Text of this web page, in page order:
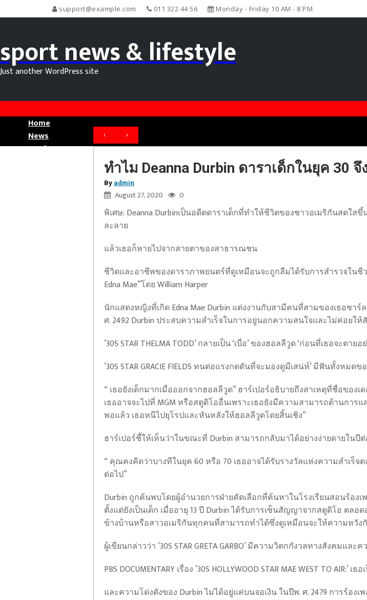
support@example.com 011 322 44 56 Monday - Friday 10 AM - 8 PM
sport news & lifestyle
Just another WordPress site
Home
News
Movie News
‹ ›
ทำไม Deanna Durbin ดาราเด็กในยุค 30
By admin
August 27, 2020 0
พิเศษ: Deanna Durbinเป็นอดีตดาราเด็กที่ทำให้ชีวิตของชาวอเมริกันสดใ
ละลาย
แล้วเธอก็หายไปจากสายตาของสาธารณชน
ชีวิตและอาชีพของดาราภาพยนตร์ที่ดูเหมือนจะถูกลืมได้รับการสำรวจในชีวป
Edna Mae”โดย William Harper
นักแสดงหญิงที่เกิด Edna Mae Durbin แต่งงานกับสามีคนที่สามของเธอชา
ศ. 2492 Durbin ประสบความสำเร็จในการอยู่นอกความสนใจและไม่ค่อยใ
’30S STAR THELMA TODD’ กลายเป็น ‘เบื่อ’ ของฮอลลีวูด ‘ก่อนที่เธอจะตา
’30S STAR GRACIE FIELDS ทนต่อแรงกดดันที่จะมองดูมีเสน่ห์’ มีฟันทั้งหมด
“ เธอยังเด็กมากเมื่อออกจากฮอลลีวูด” ฮาร์เปอร์อธิบายถึงสาเหตุที่ชื่อขอ
เธออาจจะไปที่ MGM หรือสตูดิโออื่นเพราะเธอยังมีความสามารถด้านกา
พอแล้ว เธอหนีไปยุโรปและหันหลังให้ฮอลลีวูดโดยสิ้นเชิง”
ฮาร์เปอร์ชี้ให้เห็นว่าในขณะที่ Durbin สามารถกลับมาได้อย่างง่ายดายใน
“ คุณคงคิดว่าบางทีในยุค 60 หรือ 70 เธออาจได้รับรางวัลแห่งความสำเร็จ
ต่อไป”
Durbin ถูกค้นพบโดยผู้อำนวยการฝ่ายคัดเลือกที่ค้นหาในโรงเรียนสอนร้องเ
ตั้งแต่ยังเป็นเด็ก เมื่ออายุ 13 ปี Durbin ได้รับการเซ็นสัญญาจากสตูดิโอ ต
ข้างบ้านหรือสาวอเมริกันทุกคนที่สามารถทำได้ซึ่งดูเหมือนจะให้ความหวัง
ผู้เขียนกล่าวว่า ’30S STAR GRETA GARBO’ มีความวิตกกังวลทางสังคมแ
PBS DOCUMENTARY เรื่อง ’30S HOLLYWOOD STAR MAE WEST TO AIR:’ เ
และความโด่งดังของ Durbin ไม่ได้อยู่แค่บนจอเงิน ในปีพ. ศ. 2479 การร้อ